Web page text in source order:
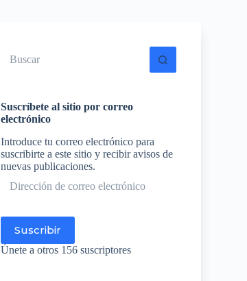
resultados
Suscríbete al sitio por correo
electrónico
Introduce tu correo electrónico para
suscribirte a este sitio y recibir avisos de
nuevas publicaciones.
de
Suscribir
Únete a otros 156 suscriptores